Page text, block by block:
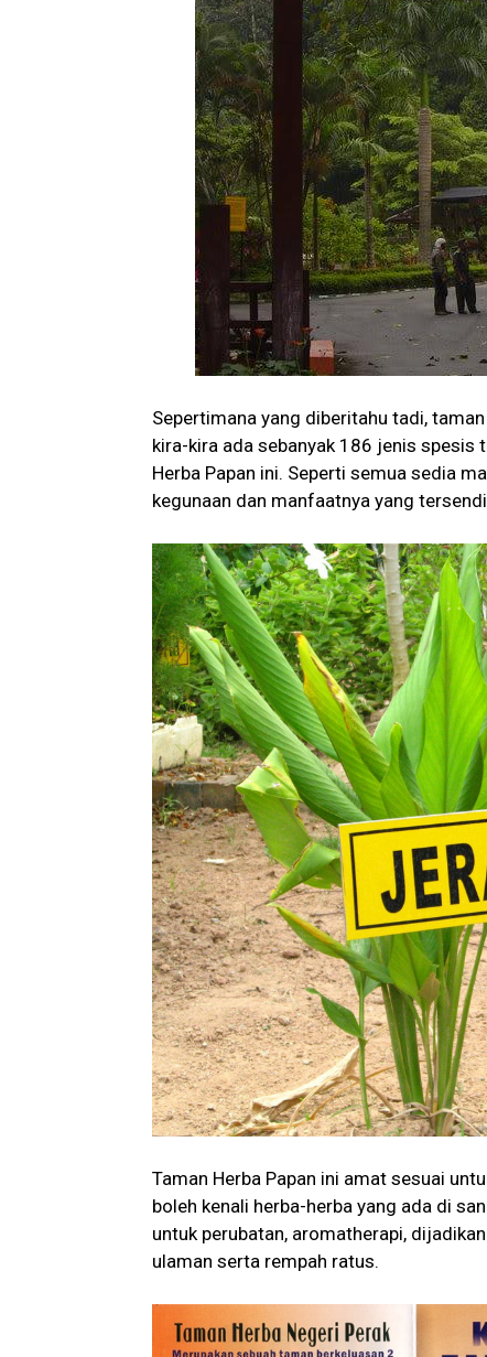
Sepertimana yang diberitahu tadi,
kira-kira ada sebanyak 186 jenis spesis
Herba Papan ini. Seperti semua sedia
kegunaan dan manfaatnya yang
Taman Herba Papan ini amat sesuai
boleh kenali herba-herba yang ada di
untuk perubatan, aromatherapi,
ulaman serta rempah ratus.